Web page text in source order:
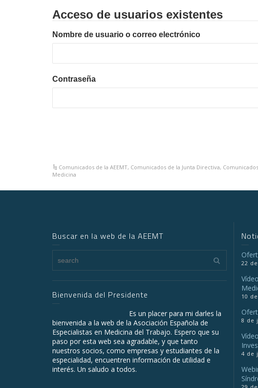
Acceso de usuarios existentes
Nombre de usuario o correo electrónico
Contraseña
Comunicados de la AEEMT, Comunicados de la Junta Directiva,
Medicina
Buscar en la web de la AEEMT
Bienvenida del Presidente
Es un placer para mi darles la
bienvenida a la web de la Asociación Española de
Especialistas en Medicina del Trabajo. Espero que su
paso por esta web sea agradable, y que tanto
nuestros socios, como empresas y estudiantes de la
especialidad, encuentren información de utilidad e
interés. Un saludo a todos.
22
10
8 de
4 de